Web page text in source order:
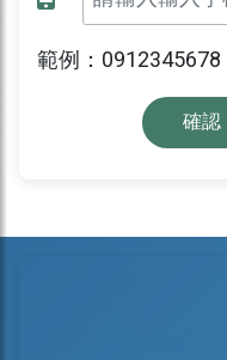
範例：0912345678
確認